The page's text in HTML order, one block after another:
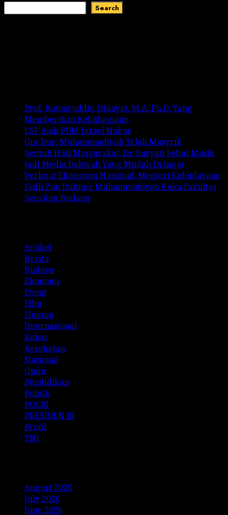
Search
Prof. Komaruddin Hidayat, M.A. Ph.D: Yang
Memberikan Kebahagiaan
LSF Ajak PDM Jaksel Nobar
Gus Dur: Muhammadiyah Telah Musyrik
Sentuh Hati Masyarakat, Dr. Suryati Sebut Musik
Jadi Media Dakwah Yang Mudah Di Ingat
Perkuat Ekosistem Nasional, Menteri Kebudayaan
Fadli Zon Dukung Muhammadiyah Buka Fakultas
Seni dan Budaya
Artikel
Berita
Budaya
Ekonomi
Event
Film
Hukum
Internasional
Kabar
Kesehatan
Nasional
Opini
Pendidikan
Politik
POLRI
PRESIDEN RI
Profil
TNI
August 2026
July 2026
June 2026